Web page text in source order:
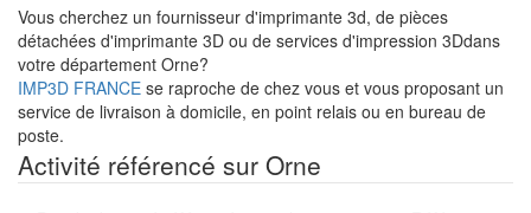
Vous cherchez un fournisseur d'imprimante 3d, de pièces
détachées d'imprimante 3D ou de services d'impression 3Ddans
votre département Orne?
IMP3D FRANCE se raproche de chez vous et vous proposant un
service de livraison à domicile, en point relais ou en bureau de
poste.
Activité référencé sur Orne